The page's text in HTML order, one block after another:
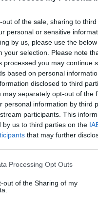
out of the sale, sharing to
personal or sensitive
by us, please use the
your selection. Please note
processed you may continue
based on personal
disclosed to third
may separately opt-out of the
personal information by third
participants. This
by us to third parties on the
that may further
Processing Opt Outs
out of the Sharing of my
del Foro Italico
così
rom non si
fiamme a